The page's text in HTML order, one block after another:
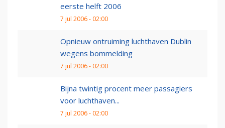
eerste helft 2006
7 jul 2006 - 02:00
Opnieuw ontruiming luchthaven Dublin
wegens bommelding
7 jul 2006 - 02:00
Bijna twintig procent meer passagiers
voor luchthaven...
7 jul 2006 - 02:00